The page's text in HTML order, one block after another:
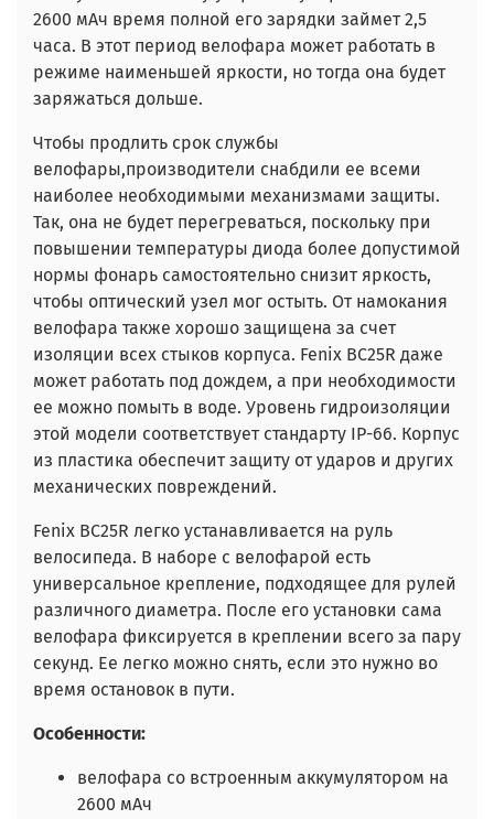
2600 мАч время полной его зарядки займет 2,5
часа. В этот период велофара может работать в
режиме наименьшей яркости, но тогда она будет
заряжаться дольше.
Чтобы продлить срок службы
велофары,производители снабдили ее всеми
наиболее необходимыми механизмами защиты.
Так, она не будет перегреваться, поскольку при
повышении температуры диода более допустимой
нормы фонарь самостоятельно снизит яркость,
чтобы оптический узел мог остыть. От намокания
велофара также хорошо защищена за счет
изоляции всех стыков корпуса. Fenix BC25R даже
может работать под дождем, а при необходимости
ее можно помыть в воде. Уровень гидроизоляции
этой модели соответствует стандарту IP-66. Корпус
из пластика обеспечит защиту от ударов и других
механических повреждений.
Fenix BC25R легко устанавливается на руль
велосипеда. В наборе с велофарой есть
универсальное крепление, подходящее для рулей
различного диаметра. После его установки сама
велофара фиксируется в креплении всего за пару
секунд. Ее легко можно снять, если это нужно во
время остановок в пути.
Особенности:
велофара со встроенным аккумулятором на
2600 мАч